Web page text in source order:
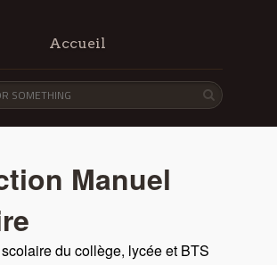
Accueil
Manuel
du collège, lycée et BTS